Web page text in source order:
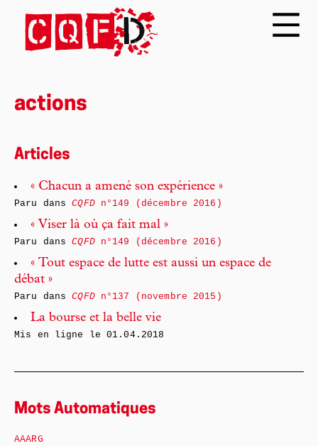
actions
Articles
« Chacun a amené son expérience »
Paru dansCQFDn°149 (décembre 2016)
« Viser là où ça fait mal »
Paru dansCQFDn°149 (décembre 2016)
« Tout espace de lutte est aussi un espace de
débat »
Paru dansCQFDn°137 (novembre 2015)
La bourse et la belle vie
Mis en ligne le01.04.2018
Mots Automatiques
AAARG